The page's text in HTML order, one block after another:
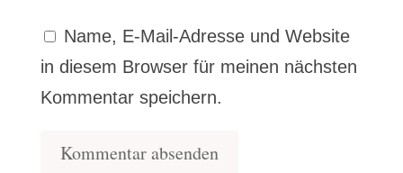
Name, E-Mail-Adresse und Website
in diesem Browser für meinen nächsten
Kommentar speichern.